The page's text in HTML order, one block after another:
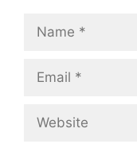
Name
Email
Website